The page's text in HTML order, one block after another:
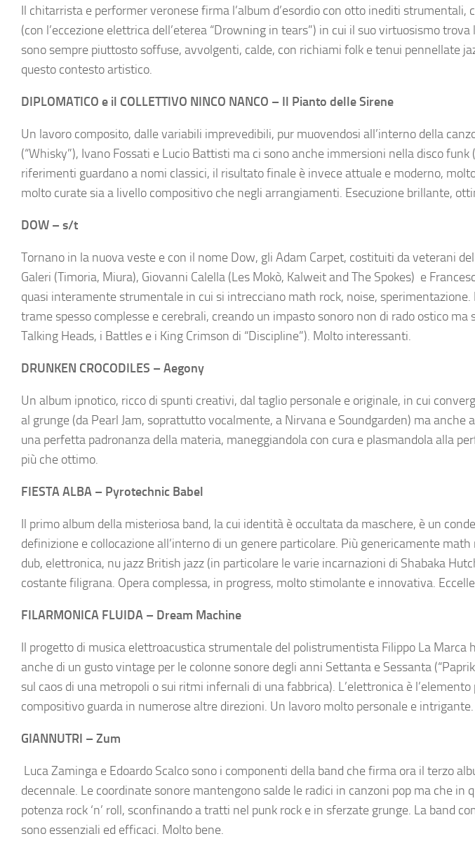
Il chitarrista e performer veronese firma l’album d’esordio con otto inediti strumentali,
(con l’eccezione elettrica dell’eterea “Drowning in tears”) in cui il suo virtuosismo
sono sempre piuttosto soffuse, avvolgenti, calde, con richiami folk e tenui pennellate
questo contesto artistico.
DIPLOMATICO e il COLLETTIVO NINCO NANCO – Il Pianto delle Sirene
Un lavoro composito, dalle variabili imprevedibili, pur muovendosi all’interno della
(“Whisky”), Ivano Fossati e Lucio Battisti ma ci sono anche immersioni nella disco funk
riferimenti guardano a nomi classici, il risultato finale è invece attuale e moderno,
molto curate sia a livello compositivo che negli arrangiamenti. Esecuzione brillante,
DOW – s/t
Tornano in la nuova veste e con il nome Dow, gli Adam Carpet, costituiti da veterani
Galeri (Timoria, Miura), Giovanni Calella (Les Mokò, Kalweit and The Spokes) e
quasi interamente strumentale in cui si intrecciano math rock, noise,
trame spesso complesse e cerebrali, creando un impasto sonoro non di rado ostico
Talking Heads, i Battles e i King Crimson di “Discipline”). Molto interessanti.
DRUNKEN CROCODILES – Aegony
Un album ipnotico, ricco di spunti creativi, dal taglio personale e originale, in cui
al grunge (da Pearl Jam, soprattutto vocalmente, a Nirvana e Soundgarden) ma anche
una perfetta padronanza della materia, maneggiandola con cura e plasmandola alla
più che ottimo.
FIESTA ALBA – Pyrotechnic Babel
Il primo album della misteriosa band, la cui identità è occultata da maschere, è un
definizione e collocazione all’interno di un genere particolare. Più genericamente
dub, elettronica, nu jazz British jazz (in particolare le varie incarnazioni di Shabaka
costante filigrana. Opera complessa, in progress, molto stimolante e innovativa.
FILARMONICA FLUIDA – Dream Machine
Il progetto di musica elettroacustica strumentale del polistrumentista Filippo La Marca
anche di un gusto vintage per le colonne sonore degli anni Settanta e Sessanta
sul caos di una metropoli o sui ritmi infernali di una fabbrica). L’elettronica è
compositivo guarda in numerose altre direzioni. Un lavoro molto personale e intrigante.
GIANNUTRI – Zum
Luca Zaminga e Edoardo Scalco sono i componenti della band che firma ora il terzo
decennale. Le coordinate sonore mantengono salde le radici in canzoni pop ma che in
potenza rock ‘n’ roll, sconfinando a tratti nel punk rock e in sferzate grunge. La band
sono essenziali ed efficaci. Molto bene.